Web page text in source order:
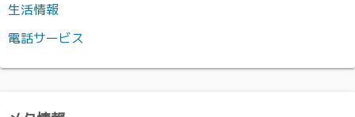
生活情報
電話サービス